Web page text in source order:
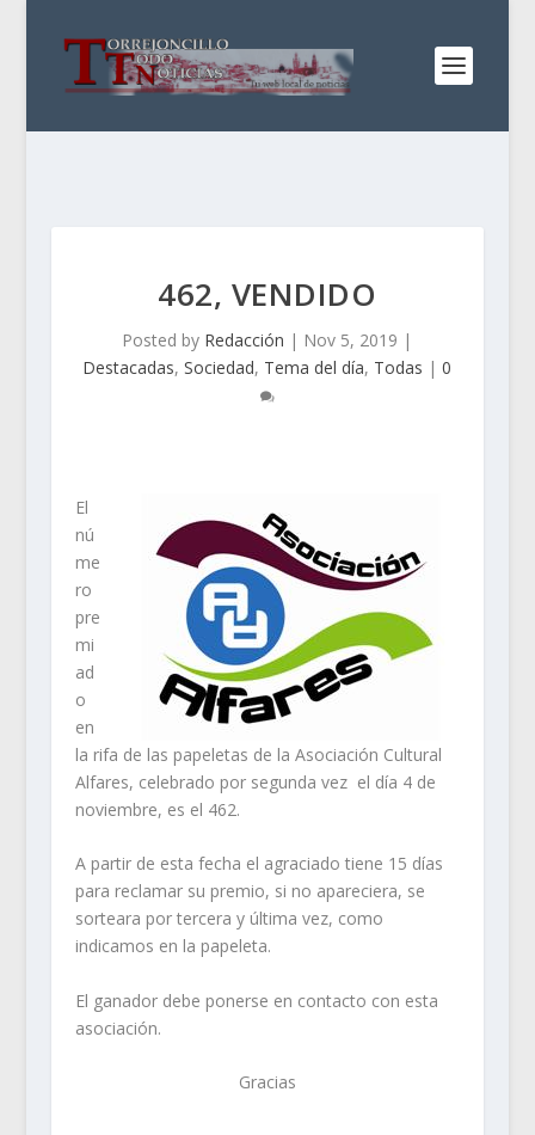
462, VENDIDO
Posted by Redacción | Nov 5, 2019 |
Destacadas,Sociedad, Tema del día, Todas |0
El
nú
me
ro
pre
mi
ad
o
en
la rifa de las papeletas de la Asociación Cultural
Alfares, celebrado por segunda vez el día 4 de
noviembre, es el 462.
A partir de esta fecha el agraciado tiene 15 días
para reclamar su premio, si no apareciera, se
sorteara por tercera y última vez, como
indicamos en la papeleta.
El ganador debe ponerse en contacto con esta
asociación.
Gracias